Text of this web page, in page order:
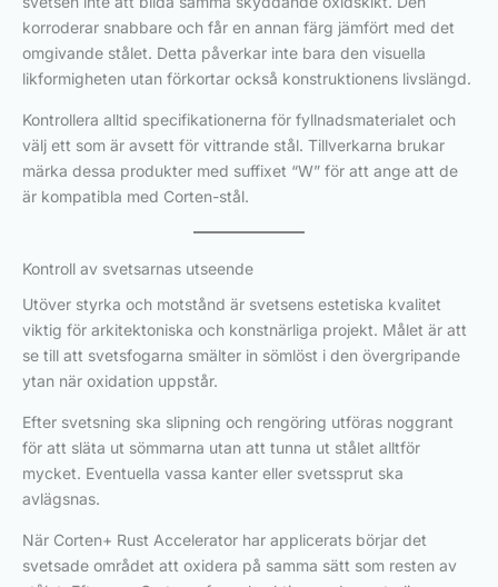
korroderar snabbare och får en annan färg jämfört med det
omgivande stålet. Detta påverkar inte bara den visuella
likformigheten utan förkortar också konstruktionens livslängd.
Kontrollera alltid specifikationerna för fyllnadsmaterialet och
välj ett som är avsett för vittrande stål. Tillverkarna brukar
märka dessa produkter med suffixet “W” för att ange att de
är kompatibla med Corten-stål.
Kontroll av svetsarnas utseende
Utöver styrka och motstånd är svetsens estetiska kvalitet
viktig för arkitektoniska och konstnärliga projekt. Målet är att
se till att svetsfogarna smälter in sömlöst i den övergripande
ytan när oxidation uppstår.
Efter svetsning ska slipning och rengöring utföras noggrant
för att släta ut sömmarna utan att tunna ut stålet alltför
mycket. Eventuella vassa kanter eller svetssprut ska
avlägsnas.
När Corten+ Rust Accelerator har applicerats börjar det
svetsade området att oxidera på samma sätt som resten av